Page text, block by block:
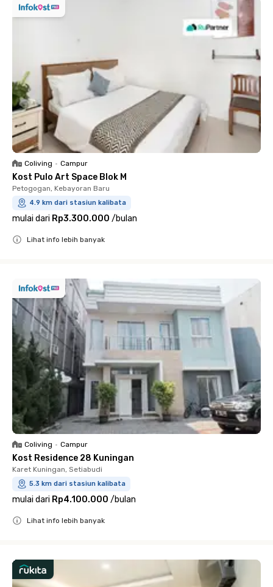
Coliving • Campur
Kost Pulo Art Space Blok M
Petogogan, Kebayoran Baru
4.9 km dari stasiun kalibata
mulai dari Rp3.300.000 /bulan
Lihat info lebih banyak
Coliving • Campur
Kost Residence 28 Kuningan
Karet Kuningan, Setiabudi
5.3 km dari stasiun kalibata
mulai dari Rp4.100.000 /bulan
Lihat info lebih banyak